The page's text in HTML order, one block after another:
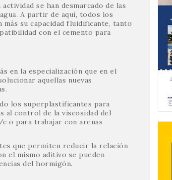
se han desmarcado de las
A partir de aquí, todos los
su capacidad fluidificante, tanto
con el cemento para
en la especialización que en el
aquellas nuevas
los superplastificantes para
al control de la viscosidad del
o para trabajar con arenas
que permiten reducir la relación
el mismo aditivo se pueden
del hormigón.